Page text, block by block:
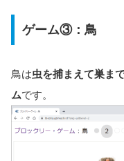
ゲーム③：鳥
鳥は虫を捕まえて巣ま
ムです。